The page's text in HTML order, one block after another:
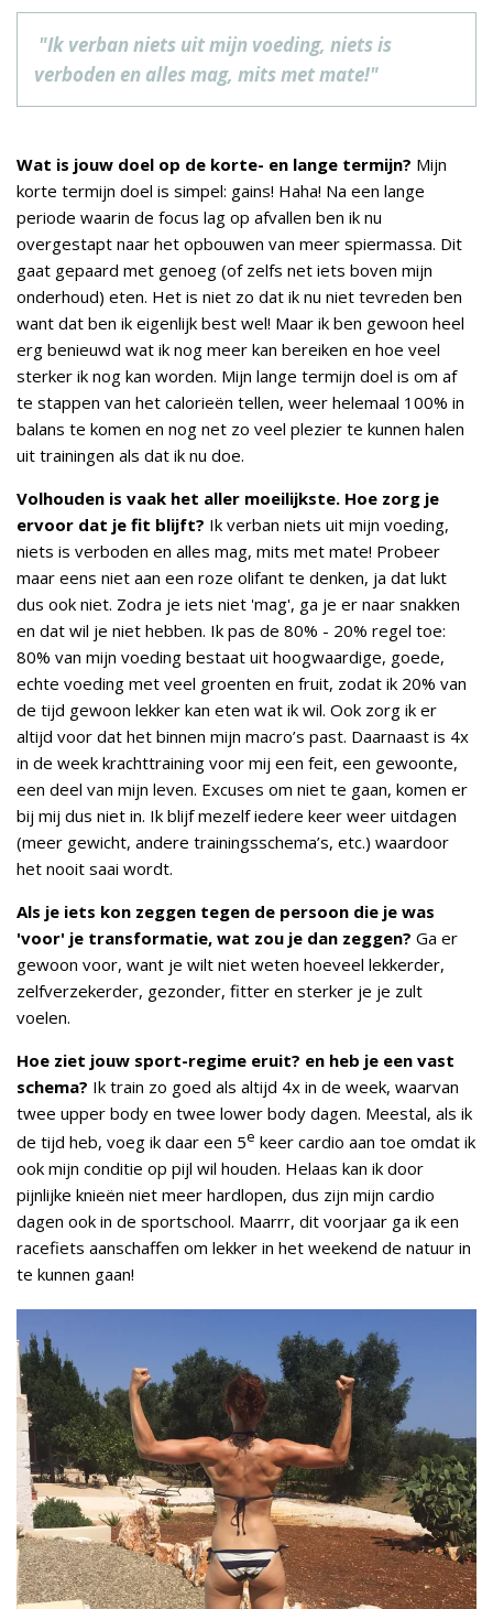
"Ik verban niets uit mijn voeding, niets is
verboden en alles mag, mits met mate!"
Wat is jouw doel op de korte- en lange termijn? Mijn
korte termijn doel is simpel: gains! Haha! Na een lange
periode waarin de focus lag op afvallen ben ik nu
overgestapt naar het opbouwen van meer spiermassa. Dit
gaat gepaard met genoeg (of zelfs net iets boven mijn
onderhoud) eten. Het is niet zo dat ik nu niet tevreden ben
want dat ben ik eigenlijk best wel! Maar ik ben gewoon heel
erg benieuwd wat ik nog meer kan bereiken en hoe veel
sterker ik nog kan worden. Mijn lange termijn doel is om af
te stappen van het calorieën tellen, weer helemaal 100% in
balans te komen en nog net zo veel plezier te kunnen halen
uit trainingen als dat ik nu doe.
Volhouden is vaak het aller moeilijkste. Hoe zorg je
ervoor dat je fit blijft? Ik verban niets uit mijn voeding,
niets is verboden en alles mag, mits met mate! Probeer
maar eens niet aan een roze olifant te denken, ja dat lukt
dus ook niet. Zodra je iets niet 'mag', ga je er naar snakken
en dat wil je niet hebben. Ik pas de 80% - 20% regel toe:
80% van mijn voeding bestaat uit hoogwaardige, goede,
echte voeding met veel groenten en fruit, zodat ik 20% van
de tijd gewoon lekker kan eten wat ik wil. Ook zorg ik er
altijd voor dat het binnen mijn macro’s past. Daarnaast is 4x
in de week krachttraining voor mij een feit, een gewoonte,
een deel van mijn leven. Excuses om niet te gaan, komen er
bij mij dus niet in. Ik blijf mezelf iedere keer weer uitdagen
(meer gewicht, andere trainingsschema’s, etc.) waardoor
het nooit saai wordt.
Als je iets kon zeggen tegen de persoon die je was
'voor' je transformatie, wat zou je dan zeggen? Ga er
gewoon voor, want je wilt niet weten hoeveel lekkerder,
zelfverzekerder, gezonder, fitter en sterker je je zult
voelen.
Hoe ziet jouw sport-regime eruit? en heb je een vast
schema? Ik train zo goed als altijd 4x in de week, waarvan
twee upper body en twee lower body dagen. Meestal, als ik
de tijd heb, voeg ik daar een 5e keer cardio aan toe omdat ik
ook mijn conditie op pijl wil houden. Helaas kan ik door
pijnlijke knieën niet meer hardlopen, dus zijn mijn cardio
dagen ook in de sportschool. Maarrr, dit voorjaar ga ik een
racefiets aanschaffen om lekker in het weekend de natuur in
te kunnen gaan!